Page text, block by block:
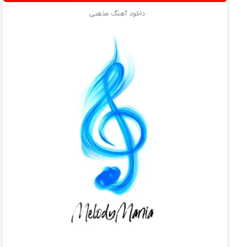
دانلود آهنگ مذهبی